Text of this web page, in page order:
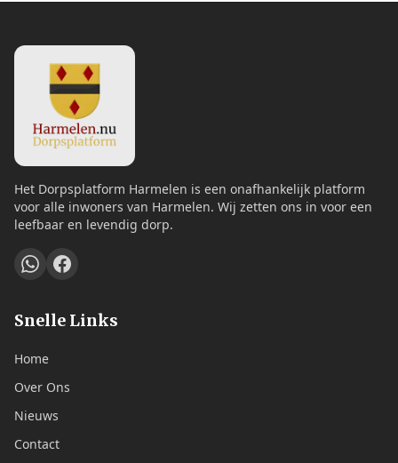
Het Dorpsplatform Harmelen is een onafhankelijk platform
voor alle inwoners van Harmelen. Wij zetten ons in voor een
leefbaar en levendig dorp.
Snelle Links
Home
Over Ons
Nieuws
Contact